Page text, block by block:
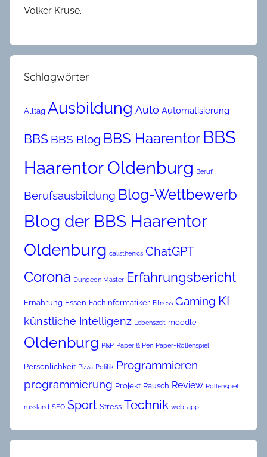
Volker Kruse.
Schlagwörter
Alltag Ausbildung Auto Automatisierung
BBS BBS Blog BBS Haarentor BBS
Haarentor Oldenburg Beruf
Berufsausbildung Blog-Wettbewerb
Blog der BBS Haarentor
Oldenburg calisthenics ChatGPT
Corona Dungeon Master Erfahrungsbericht
Ernährung Essen Fachinformatiker Fitness Gaming KI
künstliche Intelligenz Lebenszeit moodle
Oldenburg P&P Paper & Pen Paper-Rollenspiel
Persönlichkeit Pizza Politik Programmieren
programmierung Projekt Rausch Review Rollenspiel
russland SEO Sport Stress Technik web-app